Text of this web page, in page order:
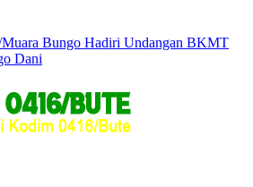
Bungo Hadiri Undangan BKMT
Dani